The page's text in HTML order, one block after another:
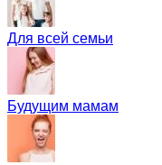
Для всей семьи
Будущим мамам